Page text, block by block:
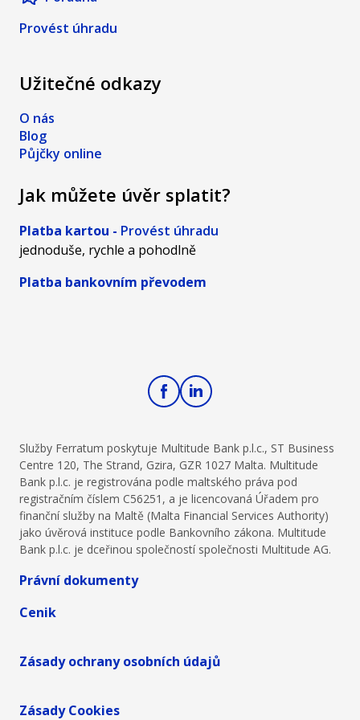
Provést úhradu
Užitečné odkazy
O nás
Blog
Půjčky online
Jak můžete úvěr splatit?
Platba kartou - Provést úhradu
jednoduše, rychle a pohodlně
Platba bankovním převodem
Služby Ferratum poskytuje Multitude Bank p.l.c., ST Business
Centre 120, The Strand, Gzira, GZR 1027 Malta. Multitude
Bank p.l.c. je registrována podle maltského práva pod
registračním číslem C56251, a je licencovaná Úřadem pro
finanční služby na Maltě (Malta Financial Services Authority)
jako úvěrová instituce podle Bankovního zákona. Multitude
Bank p.l.c. je dceřinou společností společnosti Multitude AG.
Právní dokumenty
Cenik
Zásady ochrany osobních údajů
Zásady Cookies